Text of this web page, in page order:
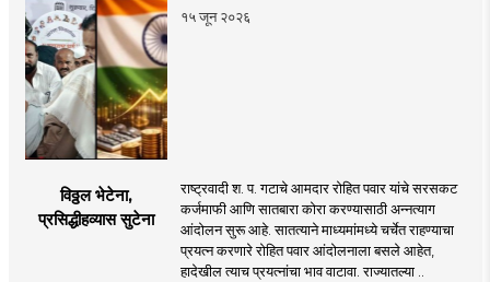
१५ जून २०२६
विठ्ठल भेटेना,
प्रसिद्धीहव्यास सुटेना
राष्ट्रवादी श. प. गटाचे आमदार रोहित पवार यांचे सरसकट
कर्जमाफी आणि सातबारा कोरा करण्यासाठी अन्नत्याग
आंदोलन सुरू आहे. सातत्याने माध्यमांमध्ये चर्चेत राहण्याचा
प्रयत्न करणारे रोहित पवार आंदोलनाला बसले आहेत,
हादेखील त्याच प्रयत्नांचा भाव वाटावा. राज्यातल्या ..